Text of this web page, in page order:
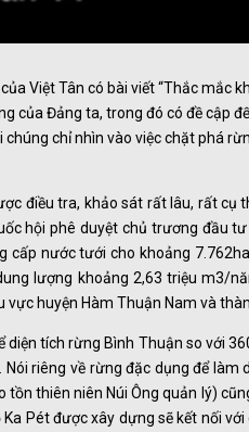
Việt Tân có bài viết “Thắc mắc
của Đảng ta, trong đó có đề cập
chúng chỉ nhìn vào việc chặt phá
điều tra, khảo sát rất lâu, rất cụ
hội phê duyệt chủ trương đầu
cấp nước tưới cho khoảng
lượng khoảng 2,63 triệu m3/
huyện Hàm Thuận Nam và
diện tích rừng Bình Thuận so với
Nói riêng về rừng đặc dụng để
tồn thiên niên Núi Ông quản lý)
Pét được xây dựng sẽ kết nối